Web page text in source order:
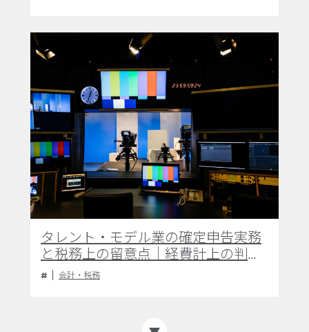
タレント・モデル業の確定申告実務
と税務上の留意点｜経費計上の判断
基準と適正な申告手続き
会計・税務